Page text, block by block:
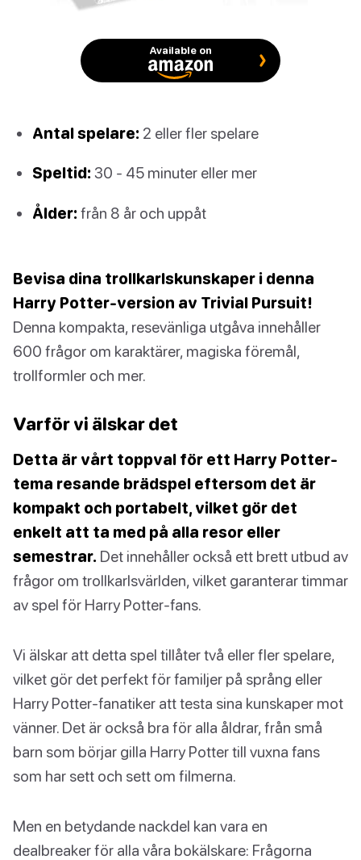
Available on
Antal spelare: 2 eller fler spelare
Speltid: 30 - 45 minuter eller mer
Ålder: från 8 år och uppåt
Bevisa dina trollkarlskunskaper i denna
Harry Potter-version av Trivial Pursuit!
Denna kompakta, resevänliga utgåva innehåller
600 frågor om karaktärer, magiska föremål,
trollformler och mer.
Varför vi älskar det
Detta är vårt toppval för ett Harry Potter-
tema resande brädspel eftersom det är
kompakt och portabelt, vilket gör det
enkelt att ta med på alla resor eller
semestrar. Det innehåller också ett brett utbud av
frågor om trollkarlsvärlden, vilket garanterar timmar
av spel för Harry Potter-fans.
Vi älskar att detta spel tillåter två eller fler spelare,
vilket gör det perfekt för familjer på språng eller
Harry Potter-fanatiker att testa sina kunskaper mot
vänner. Det är också bra för alla åldrar, från små
barn som börjar gilla Harry Potter till vuxna fans
som har sett och sett om filmerna.
Men en betydande nackdel kan vara en
dealbreaker för alla våra bokälskare: Frågorna